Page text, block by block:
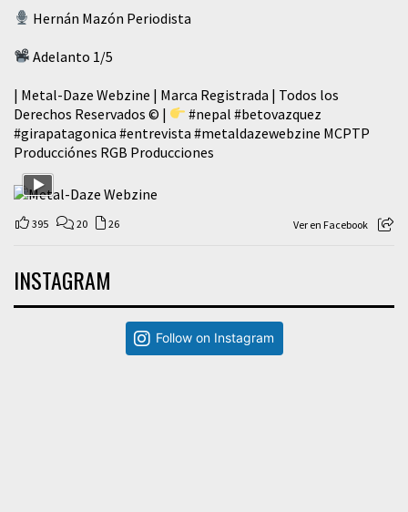
Hernán Mazón Periodista
Adelanto 1/5
| Metal-Daze Webzine | Marca Registrada | Todos los
Derechos Reservados © |
#nepal #betovazquez
#girapatagonica #entrevista #metaldazewebzine MCPTP
Producciónes RGB Producciones
395 20 26 Ver en Facebook
INSTAGRAM
Follow on Instagram